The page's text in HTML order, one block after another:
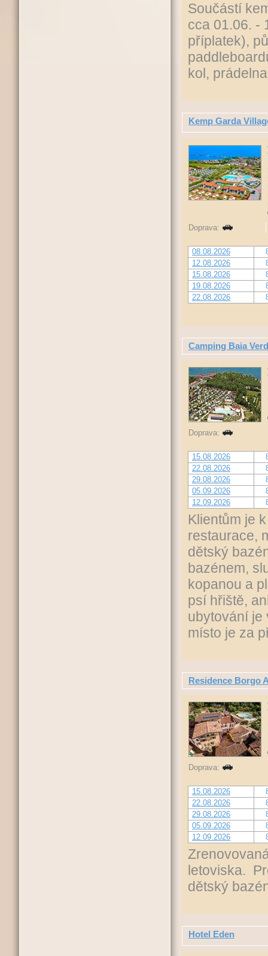
Součástí
cca 01.06. -
příplatek),
kol,
Kemp Garda
Doprava:
08.08.2026
12.08.2026
15.08.2026
19.08.2026
22.08.2026
Camping Baia
Doprava:
15.08.2026
22.08.2026
29.08.2026
05.09.2026
12.09.2026
Klientům je
restaurace,
dětský
bazénem,
kopanou a
psí hřiště,
ubytování je
místo je za
Residence Borgo
Doprava:
15.08.2026
22.08.2026
29.08.2026
05.09.2026
12.09.2026
letoviska.
dětský
Hotel Eden